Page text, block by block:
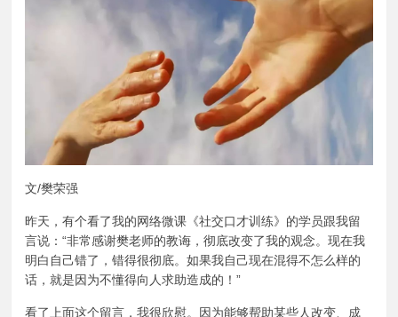
文/樊荣强
昨天，有个看了我的网络微课《社交口才训练》的学员跟我留
言说：“非常感谢樊老师的教诲，彻底改变了我的观念。现在我
明白自己错了，错得很彻底。如果我自己现在混得不怎么样的
话，就是因为不懂得向人求助造成的！”
看了上面这个留言，我很欣慰。因为能够帮助某些人改变、成